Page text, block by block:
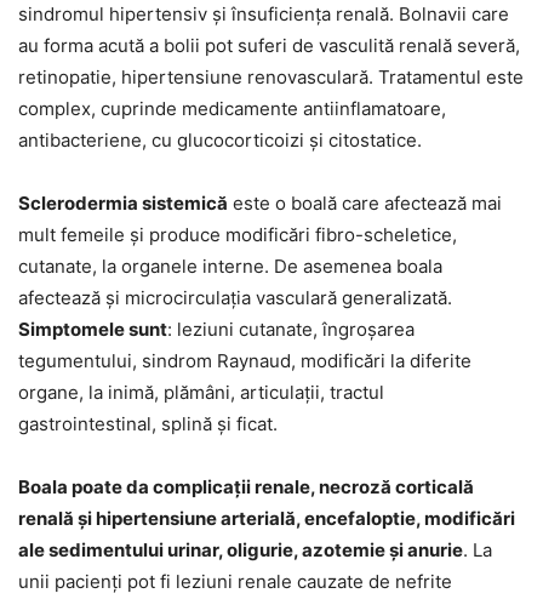
sindromul hipertensiv și însuficiența renală. Bolnavii care
au forma acută a bolii pot suferi de vasculită renală severă,
retinopatie, hipertensiune renovasculară. Tratamentul este
complex, cuprinde medicamente antiinflamatoare,
antibacteriene, cu glucocorticoizi și citostatice.
Sclerodermia sistemică este o boală care afectează mai
mult femeile și produce modificări fibro-scheletice,
cutanate, la organele interne. De asemenea boala
afectează și microcirculația vasculară generalizată.
Simptomele sunt: leziuni cutanate, îngroșarea
tegumentului, sindrom Raynaud, modificări la diferite
organe, la inimă, plămâni, articulații, tractul
gastrointestinal, splină și ficat.
Boala poate da complicații renale, necroză corticală
renală și hipertensiune arterială, encefaloptie, modificări
ale sedimentului urinar, oligurie, azotemie și anurie. La
unii pacienți pot fi leziuni renale cauzate de nefrite